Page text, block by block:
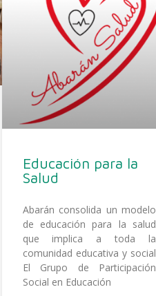
Educación para la
Salud
Abarán consolida un modelo
de educación para la salud
que implica a toda la
comunidad educativa y social
El Grupo de Participación
Social en Educación